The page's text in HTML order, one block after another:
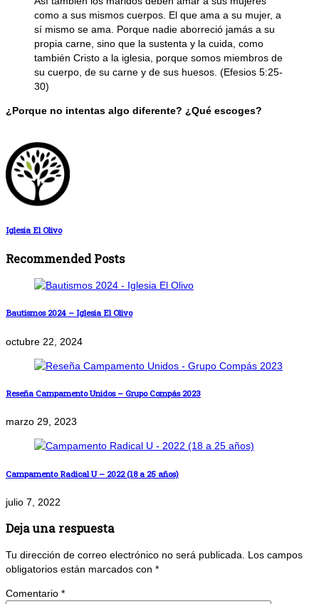
como a sus mismos cuerpos. El que ama a su mujer, a
sí mismo se ama. Porque nadie aborreció jamás a su
propia carne, sino que la sustenta y la cuida, como
también Cristo a la iglesia, porque somos miembros de
su cuerpo, de su carne y de sus huesos. (Efesios 5:25-
30)
¿Porque no intentas algo diferente? ¿Qué escoges?
Iglesia El Olivo
Recommended Posts
Bautismos 2024 – Iglesia El Olivo
octubre 22, 2024
Reseña Campamento Unidos – Grupo Compás 2023
marzo 29, 2023
Campamento Radical U – 2022 (18 a 25 años)
julio 7, 2022
Deja una respuesta
Tu dirección de correo electrónico no será publicada.
Los campos
obligatorios están marcados con *
Comentario *